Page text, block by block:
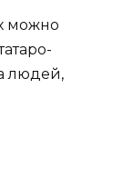
можно
людей,